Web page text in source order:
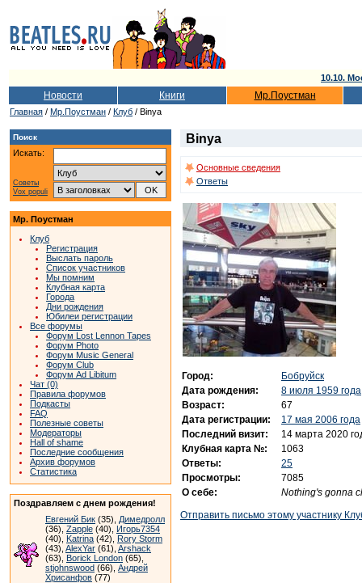
10.10.
Новости Книги Мр.Поустман
Главная / Мр.Поустман / Клуб / Binya
Поиск
Искать:
Советы
Vox populi
Мр. Поустман
Клуб
Регистрация
Выслать пароль
Список участников
Мы помним
Клубная карта
Города
Дни рождения
Юбилеи регистрации
Все форумы
Форум Lost Lennon Tapes
Форум Photo
Форум Music General
Форум Club
Форум Ad Libitum
Чат (0)
Правила форумов
Подкасты
FAQ
Полезные советы
Модераторы
Hall of shame
Последние сообщения
Архив форумов
Статистика
Поздравляем с днем рождения!
Евгений Бик (35), Димедролл
(36), Zapple (40), Игорь7354
(40), Katrina (42), Rory Storm
(43), AlexYar (61), Arshack
(63), Borick London (65),
stjohnswood (66), Андрей
Хрисанфов (77)
Binya
Основные сведения
Ответы
Город:
Бобруйск
Дата рождения:
8 июля 1959 года
Возраст:
67
Дата регистрации:
17 мая 2006 года
Последний визит:
14 марта 2020
Клубная карта №:
1063
Ответы:
25
Просмотры:
7085
О себе:
Nothing's gonna
Отправить письмо этому участнику